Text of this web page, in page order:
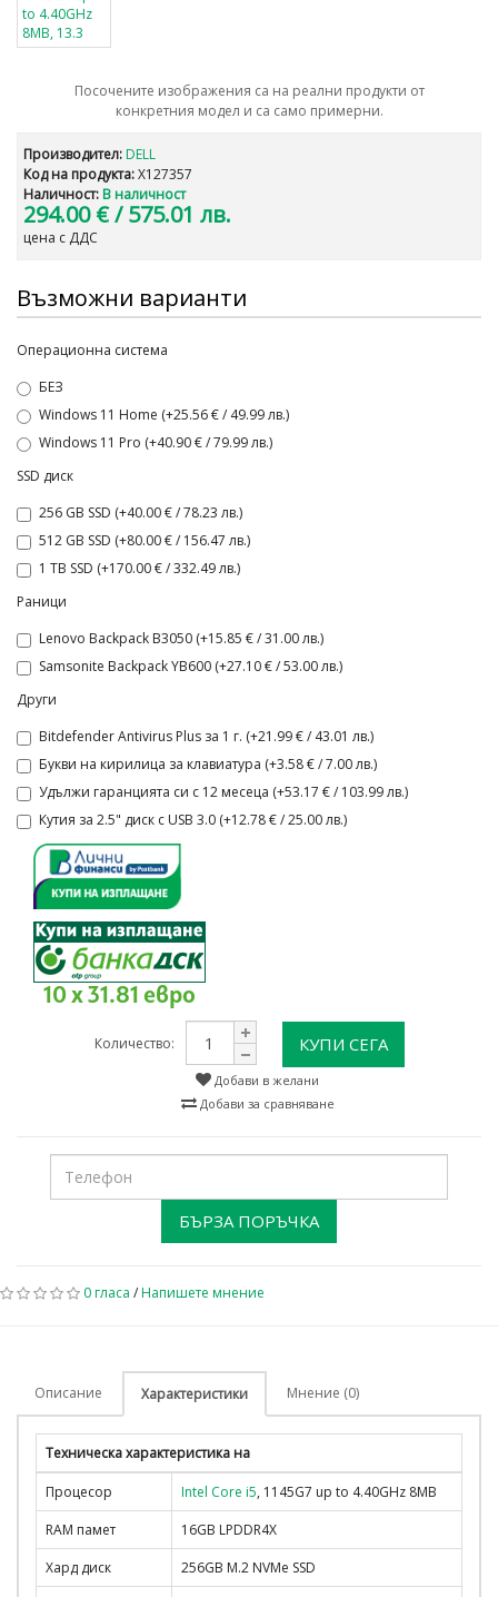
Посочените изображения са на реални продукти от
конкретния модел и са само примерни.
Производител: DELL
Код на продукта:X127357
Наличност: В наличност
294.00 €/ 575.01 лв.
цена с ДДС
Възможни варианти
Операционна система
БЕЗ
Windows 11 Home (+25.56 € / 49.99 лв.)
Windows 11 Pro (+40.90 € / 79.99 лв.)
SSD диск
256 GB SSD (+40.00 € / 78.23 лв.)
512 GB SSD (+80.00 € / 156.47 лв.)
1 TB SSD (+170.00 € / 332.49 лв.)
Раници
Lenovo Backpack B3050 (+15.85 € / 31.00 лв.)
Samsonite Backpack YB600 (+27.10 € / 53.00 лв.)
Други
Bitdefender Antivirus Plus за 1 г. (+21.99 € / 43.01 лв.)
Букви на кирилица за клавиатура (+3.58 € / 7.00 лв.)
Удължи гаранцията си с 12 месеца (+53.17 € / 103.99 лв.)
Кутия за 2.5" диск с USB 3.0 (+12.78 € / 25.00 лв.)
10 x 31.81 евро
Количество: КУПИ СЕГА
Добави в желани
Добави за сравняване
БЪРЗА ПОРЪЧКА
0 гласа /Напишете мнение
Описание Характеристики Мнение (0)
Техническа характеристика на
Процесор Intel Core i5, 1145G7 up to 4.40GHz 8MB
RAM памет
16GB LPDDR4X
Хард диск
256GB M.2 NVMe SSD